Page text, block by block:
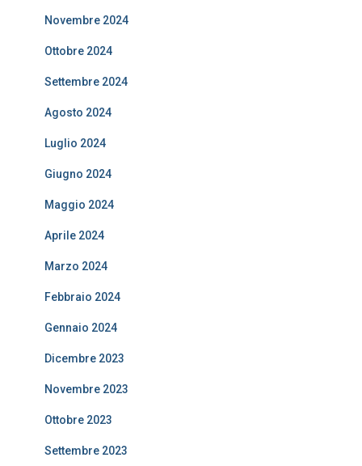
Novembre 2024
Ottobre 2024
Settembre 2024
Agosto 2024
Luglio 2024
Giugno 2024
Maggio 2024
Aprile 2024
Marzo 2024
Febbraio 2024
Gennaio 2024
Dicembre 2023
Novembre 2023
Ottobre 2023
Settembre 2023